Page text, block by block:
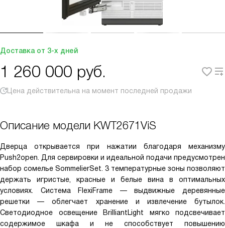
Доставка от 3-х дней
1 260 000 руб.
Цена действительна на момент последней продажи
Описание модели KWT2671ViS
Дверца открывается при нажатии благодаря механизму
Push2open. Для сервировки и идеальной подачи предусмотрен
набор сомелье SommelierSet. 3 температурные зоны позволяют
держать игристые, красные и белые вина в оптимальных
условиях. Система FlexiFrame — выдвижные деревянные
решетки — облегчает хранение и извлечение бутылок.
Светодиодное освещение BrilliantLight мягко подсвечивает
содержимое шкафа и не способствует повышению